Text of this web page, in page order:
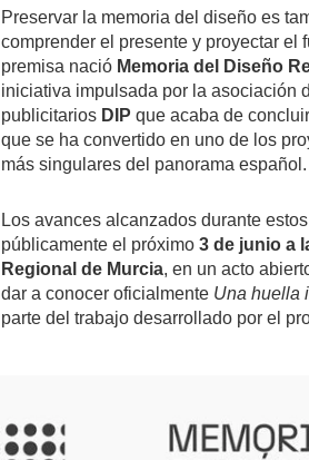
Preservar la memoria del diseño es
comprender el presente y proyectar el
premisa nació Memoria del Diseño
iniciativa impulsada por la asociación
publicitarios DIP que acaba de
que se ha convertido en uno de los
más singulares del panorama español.
Los avances alcanzados durante
públicamente el próximo3 de junio a
Regional de Murcia, en un acto
dar a conocer oficialmente Una huella
parte del trabajo desarrollado por el